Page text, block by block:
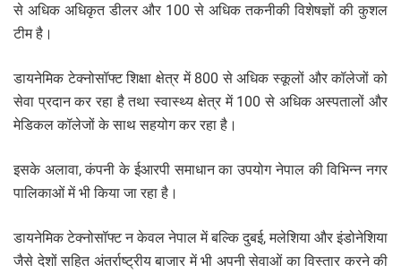
से अधिक अधिकृत डीलर और 100 से अधिक तकनीकी विशेषज्ञों की कुशल
टीम है।
डायनेमिक टेक्नोसॉफ्ट शिक्षा क्षेत्र में 800 से अधिक स्कूलों और कॉलेजों को
सेवा प्रदान कर रहा है तथा स्वास्थ्य क्षेत्र में 100 से अधिक अस्पतालों और
मेडिकल कॉलेजों के साथ सहयोग कर रहा है।
इसके अलावा, कंपनी के ईआरपी समाधान का उपयोग नेपाल की विभिन्न नगर
पालिकाओं में भी किया जा रहा है।
डायनेमिक टेक्नोसॉफ्ट न केवल नेपाल में बल्कि दुबई, मलेशिया और इंडोनेशिया
जैसे देशों सहित अंतर्राष्ट्रीय बाजार में भी अपनी सेवाओं का विस्तार करने की